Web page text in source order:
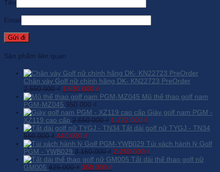
Tên
Email
Sản phẩm liên quan
Chân váy Golf nữ chính hãng DK- KN22723 PreOrder
2.550.000₫ Giá
gốc
là:
2.550.000 ₫.
1.530.000 ₫
hiện
là:
1.530.000 ₫.
Mũ thể thao golf nam
PGM-MZ045 950.000 ₫
Giày golf nam PGM -
XZ119 cao cấp 2.650.000₫ Giá
gốc
2.650.000 ₫.
1.722.000 ₫
hiện
là:
1.722.000 ₫.
Tất dài golf nữ TYGJ - TN34
550.000₫ Giá
gốc
là:
550.000 ₫.
440.000 ₫
hiện
tại
là:
440.000 ₫.
Túi xách hành lý Golf
PGM - YWB029 3.150.000₫ Giá
gốc
2.250.000 ₫
hiện
Tất dài thể thao golf nữ
GM005 425.000₫ Giá
350.000 ₫